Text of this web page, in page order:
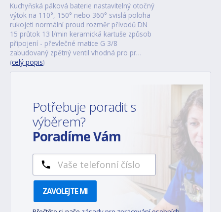
Kuchyňská páková baterie nastavitelný otočný
výtok na 110°, 150° nebo 360° svislá poloha
rukojeti normální proud rozměr přívodů DN
15 průtok 13 l/min keramická kartuše způsob
připojení - převlečné matice G 3/8
zabudovaný zpětný ventil vhodná pro pr…
(celý popis)
Potřebuje poradit s
výběrem?
Poradíme Vám
ZAVOLEJTE MI